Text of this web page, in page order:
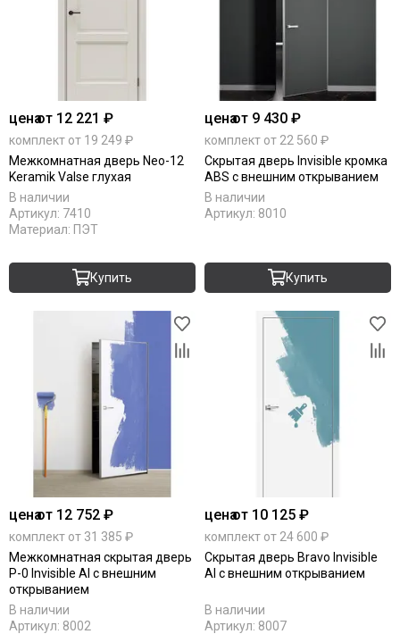
ценаот 12 221 ₽
комплект от 19 249 ₽
Межкомнатная дверь Neo-12
Keramik Valse глухая
В наличии
Артикул: 7410
Материал: ПЭТ
Купить
ценаот 9 430 ₽
комплект от 22 560 ₽
Скрытая дверь Invisible кромка
ABS с внешним открыванием
В наличии
Артикул: 8010
Купить
ценаот 12 752 ₽
комплект от 31 385 ₽
Межкомнатная скрытая дверь
P-0 Invisible Al с внешним
открыванием
В наличии
Артикул: 8002
ценаот 10 125 ₽
комплект от 24 600 ₽
Скрытая дверь Bravo Invisible
Al с внешним открыванием
В наличии
Артикул: 8007